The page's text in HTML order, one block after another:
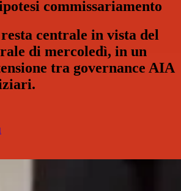
commissariamento
centrale in vista del
di mercoledì, in un
tra governance AIA